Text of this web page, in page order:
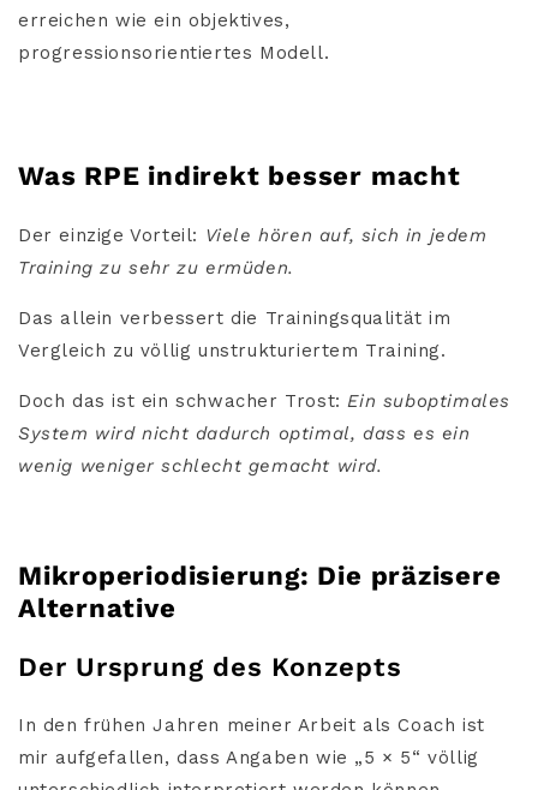
erreichen wie ein objektives,
progressionsorientiertes Modell.
Was RPE indirekt besser macht
Der einzige Vorteil: Viele hören auf, sich in jedem
Training zu sehr zu ermüden.
Das allein verbessert die Trainingsqualität im
Vergleich zu völlig unstrukturiertem Training.
Doch das ist ein schwacher Trost: Ein suboptimales
System wird nicht dadurch optimal, dass es ein
wenig weniger schlecht gemacht wird.
Mikroperiodisierung: Die präzisere
Alternative
Der Ursprung des Konzepts
In den frühen Jahren meiner Arbeit als Coach ist
mir aufgefallen, dass Angaben wie „5 × 5“ völlig